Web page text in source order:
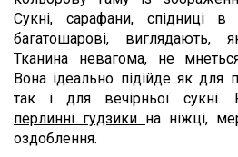
Сукні, сарафани, спідниці
багатошарові, виглядають,
Тканина невагома, не
Вона ідеально підійде як для
так і для вечірньої сукні.
перлинні гудзики на ніжці,
оздоблення.